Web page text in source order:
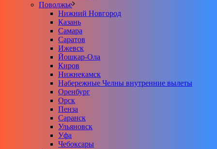
Поволжье
Нижний Новгород
Казань
Самара
Саратов
Ижевск
Йошкар-Ола
Киров
Нижнекамск
Набережные Челны внутренние вылеты
Оренбург
Орск
Пенза
Саранск
Ульяновск
Уфа
Чебоксары